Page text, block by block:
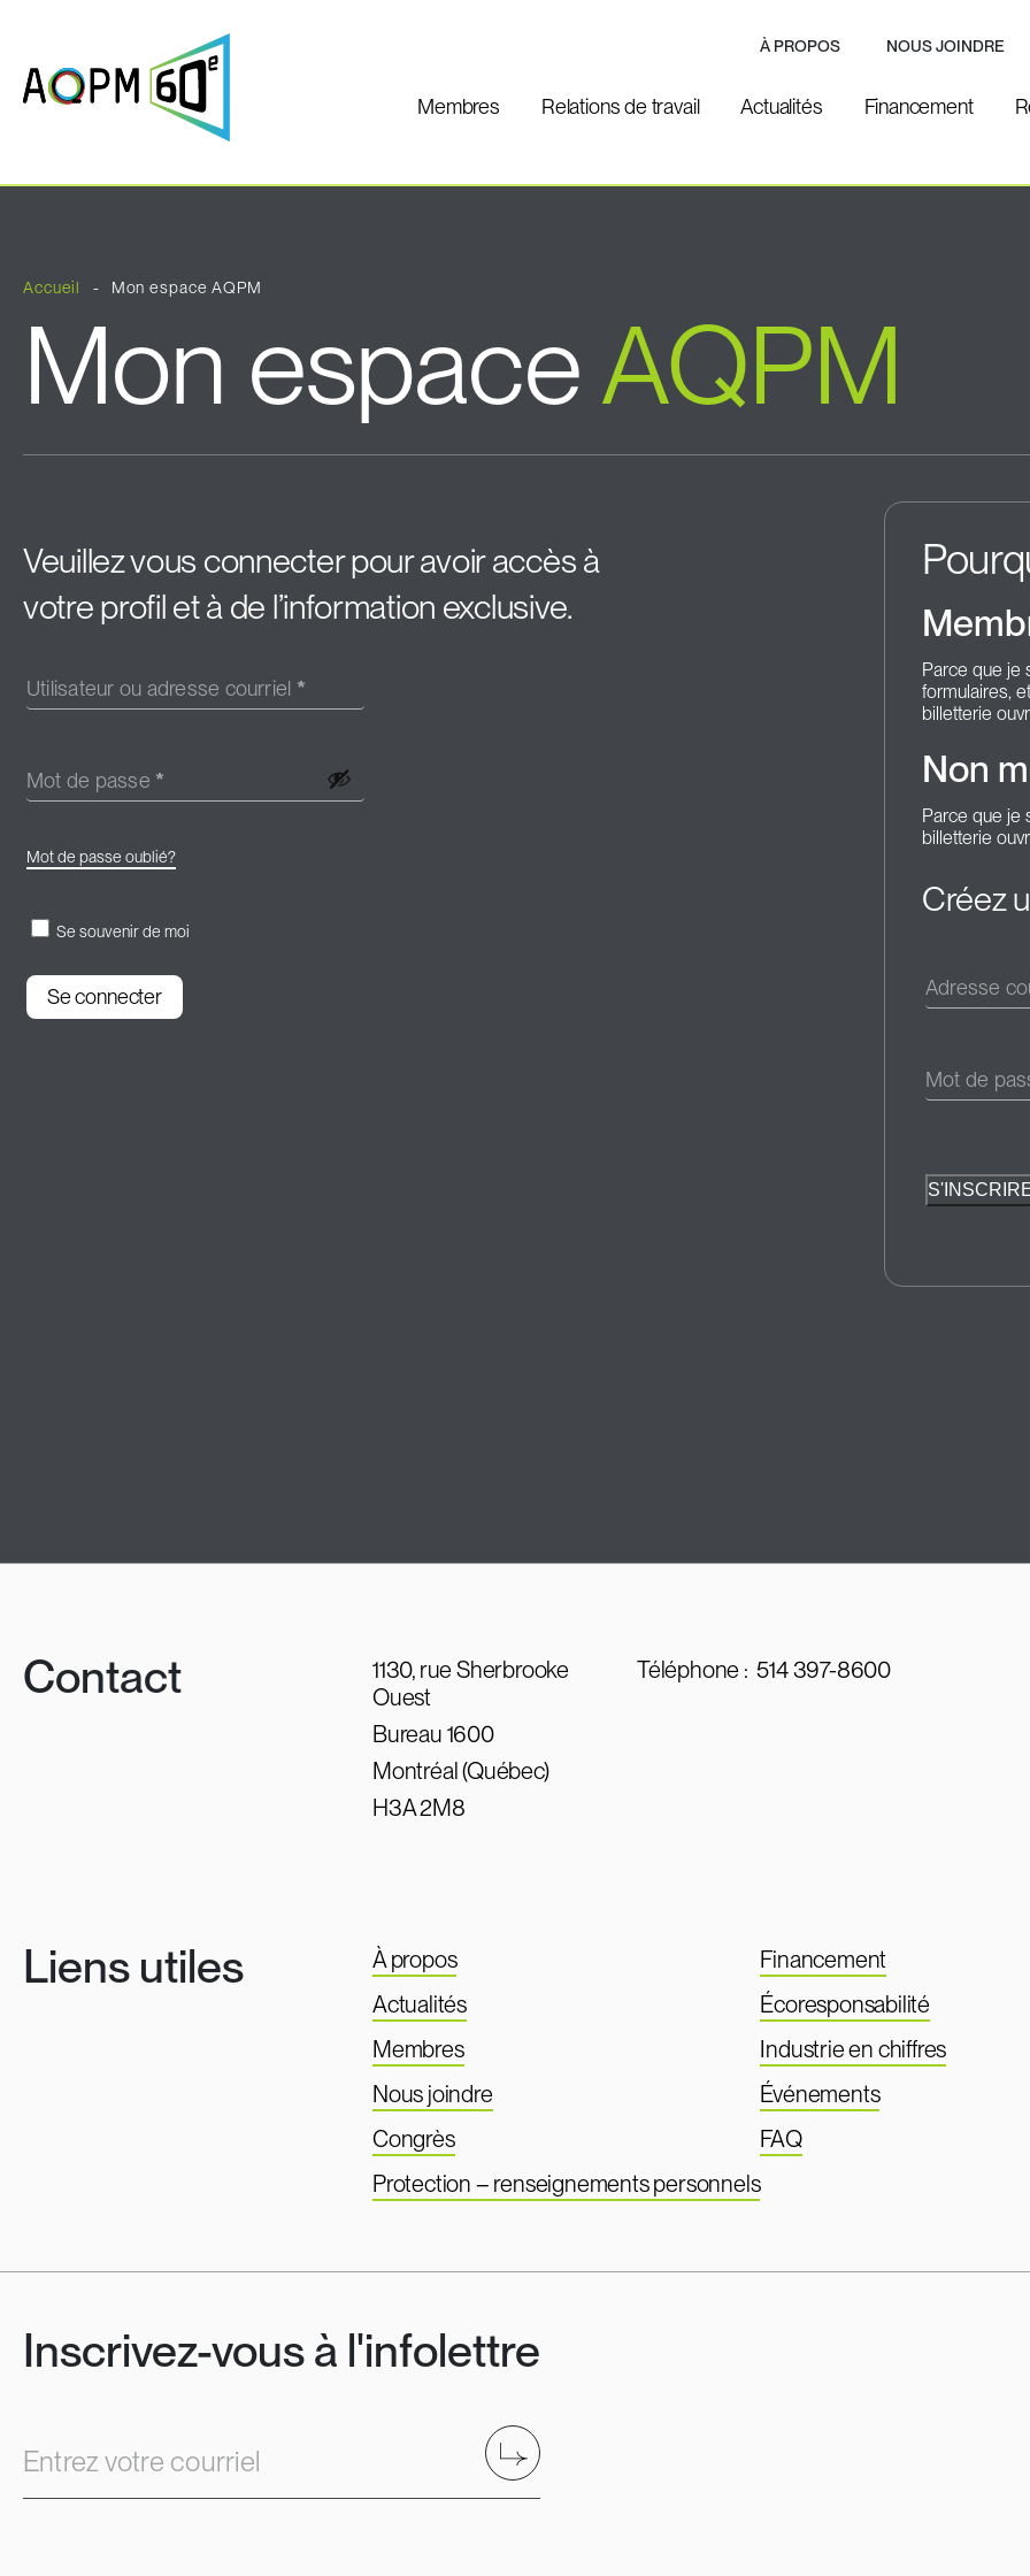
À PROPOS NOUS JOINDRE
Membres Relations de travail Actualités Financement
Accueil Mon espace AQPM
Mon espaceAQPM
Veuillez vous connecter pour avoir accès à
votre profil et à de l’information exclusive.
Utilisateur ou adresse courriel *
Mot de passe *
Mot de passe oublié?
Se souvenir de moi
Se connecter
Parce que je
formulaires,
billetterie
Non
Parce que je
billetterie
Créez
Adresse
Mot de
Contact
1130, rue Sherbrooke
Ouest
Bureau 1600
Montréal (Québec)
H3A 2M8
Téléphone :514 397-8600
Liens utiles
À propos
Actualités
Membres
Nous joindre
Congrès
Protection – renseignements personnels
Financement
Écoresponsabilité
Industrie en chiffres
Événements
FAQ
Inscrivez-vous à l'infolettre
Entrez votre courriel Envoyer